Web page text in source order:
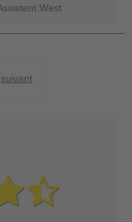
West
suivant